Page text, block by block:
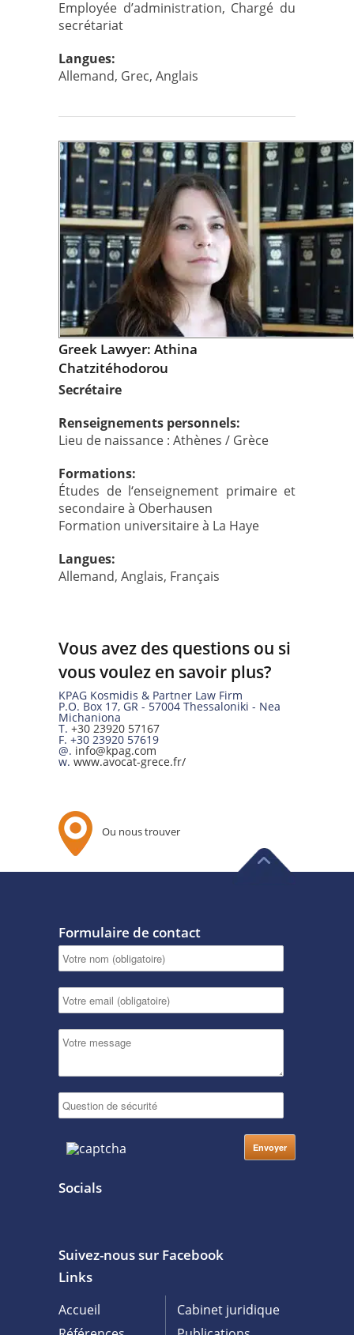
Employée d’administration, Chargé du
secrétariat
Langues:
Allemand, Grec, Anglais
Greek Lawyer: Athina
Chatzitéhodorou
Secrétaire
Renseignements personnels:
Lieu de naissance : Athènes / Grèce
Formations:
Études de l‘enseignement primaire et
secondaire à Oberhausen
Formation universitaire à La Haye
Langues:
Allemand, Anglais, Français
Vous avez des questions ou si
vous voulez en savoir plus?
KPAG Kosmidis & Partner Law Firm
P.O. Box 17, GR - 57004 Thessaloniki - Nea
Michaniona
T. +30 23920 57167
F. +30 23920 57619
@. info@kpag.com
w. www.avocat-grece.fr/
Ou nous trouver
Formulaire de contact
Socials
Suivez-nous sur Facebook
Links
Accueil
Cabinet juridique